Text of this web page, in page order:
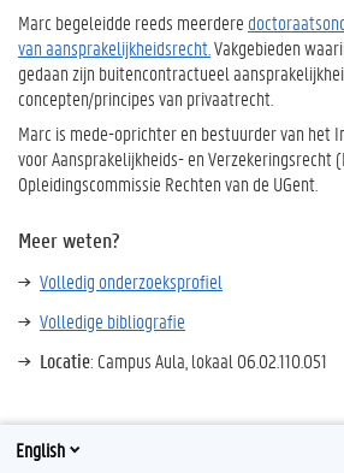
Marc begeleidde reeds meerdere
van aansprakelijkheidsrecht. Vakgebieden
gedaan zijn buitencontractueel
concepten/principes van privaatrecht.
Marc is mede-oprichter en bestuurder van het
voor Aansprakelijkheids- en Verzekeringsrecht
Opleidingscommissie Rechten van de UGent.
Meer weten?
Volledig onderzoeksprofiel
Volledige bibliografie
Locatie: Campus Aula, lokaal 06.02.110.051
Delen op LinkedIn
English